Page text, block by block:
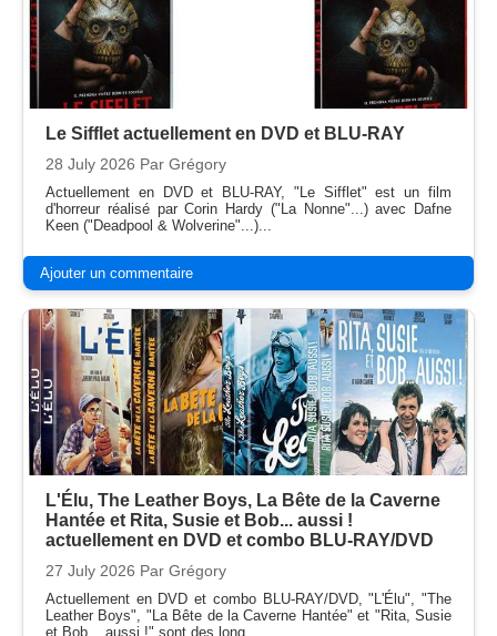
Le Sifflet actuellement en DVD et BLU-RAY
28 July 2026 Par Grégory
Actuellement en DVD et BLU-RAY, "Le Sifflet" est un film
d'horreur réalisé par Corin Hardy ("La Nonne"...) avec Dafne
Keen ("Deadpool & Wolverine"...)...
Ajouter un commentaire
L'Élu, The Leather Boys, La Bête de la Caverne
Hantée et Rita, Susie et Bob... aussi !
actuellement en DVD et combo BLU-RAY/DVD
27 July 2026 Par Grégory
Actuellement en DVD et combo BLU-RAY/DVD, "L'Élu", "The
Leather Boys", "La Bête de la Caverne Hantée" et "Rita, Susie
et Bob... aussi !" sont des long...